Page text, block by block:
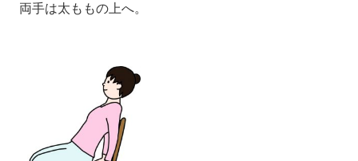
両手は太ももの上へ。